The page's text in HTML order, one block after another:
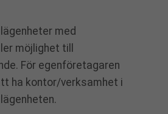
lägenheter med
möjlighet till
För egenföretagaren
ha kontor/verksamhet i